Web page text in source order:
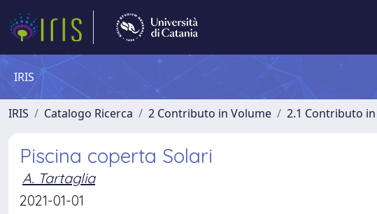
IRIS
IRIS Catalogo Ricerca 2 Contributo in Volume 2.1 Contributo
Piscina coperta Solari
A. Tartaglia
2021-01-01